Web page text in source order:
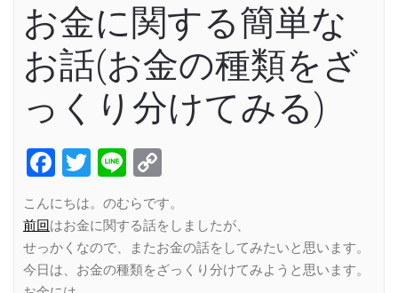
お金に関する簡単な
お話(お金の種類をざ
っくり分けてみる)
Facebook
Twitter
Line
Link
こんにちは。のむらです。
前回はお金に関する話をしましたが、
せっかくなので、またお金の話をしてみたいと思います。
今日は、お金の種類をざっくり分けてみようと思います。